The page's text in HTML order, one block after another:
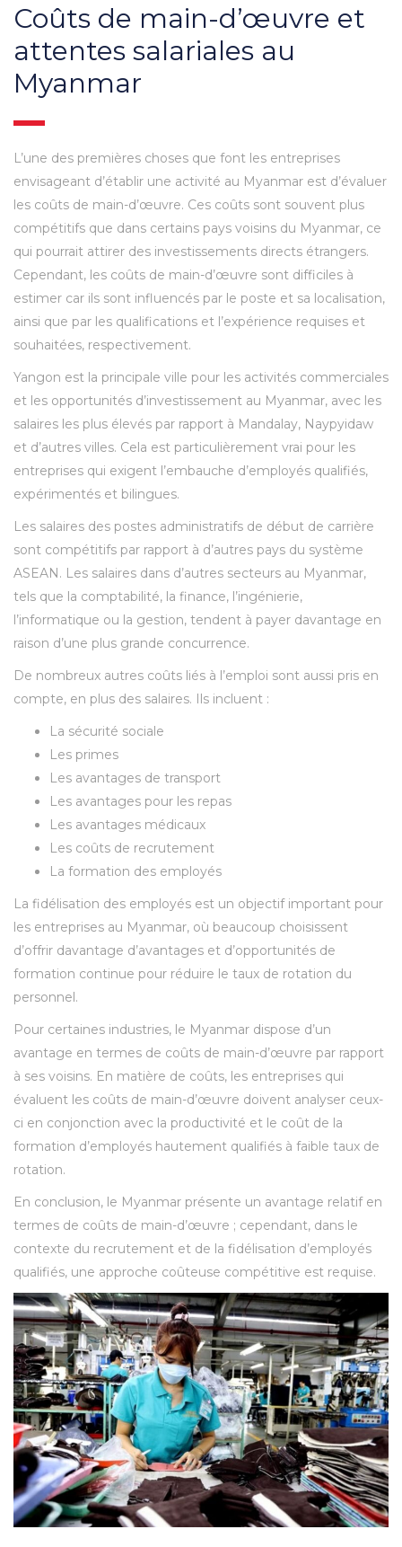
Coûts de main-d’œuvre et
attentes salariales au
Myanmar
L’une des premières choses que font les entreprises
envisageant d’établir une activité au Myanmar est d’évaluer
les coûts de main-d’œuvre. Ces coûts sont souvent plus
compétitifs que dans certains pays voisins du Myanmar, ce
qui pourrait attirer des investissements directs étrangers.
Cependant, les coûts de main-d’œuvre sont difficiles à
estimer car ils sont influencés par le poste et sa localisation,
ainsi que par les qualifications et l’expérience requises et
souhaitées, respectivement.
Yangon est la principale ville pour les activités commerciales
et les opportunités d’investissement au Myanmar, avec les
salaires les plus élevés par rapport à Mandalay, Naypyidaw
et d’autres villes. Cela est particulièrement vrai pour les
entreprises qui exigent l’embauche d’employés qualifiés,
expérimentés et bilingues.
Les salaires des postes administratifs de début de carrière
sont compétitifs par rapport à d’autres pays du système
ASEAN. Les salaires dans d’autres secteurs au Myanmar,
tels que la comptabilité, la finance, l’ingénierie,
l’informatique ou la gestion, tendent à payer davantage en
raison d’une plus grande concurrence.
De nombreux autres coûts liés à l’emploi sont aussi pris en
compte, en plus des salaires. Ils incluent :
La sécurité sociale
Les primes
Les avantages de transport
Les avantages pour les repas
Les avantages médicaux
Les coûts de recrutement
La formation des employés
La fidélisation des employés est un objectif important pour
les entreprises au Myanmar, où beaucoup choisissent
d’offrir davantage d’avantages et d’opportunités de
formation continue pour réduire le taux de rotation du
personnel.
Pour certaines industries, le Myanmar dispose d’un
avantage en termes de coûts de main-d’œuvre par rapport
à ses voisins. En matière de coûts, les entreprises qui
évaluent les coûts de main-d’œuvre doivent analyser ceux-
ci en conjonction avec la productivité et le coût de la
formation d’employés hautement qualifiés à faible taux de
rotation.
En conclusion, le Myanmar présente un avantage relatif en
termes de coûts de main-d’œuvre ; cependant, dans le
contexte du recrutement et de la fidélisation d’employés
qualifiés, une approche coûteuse compétitive est requise.